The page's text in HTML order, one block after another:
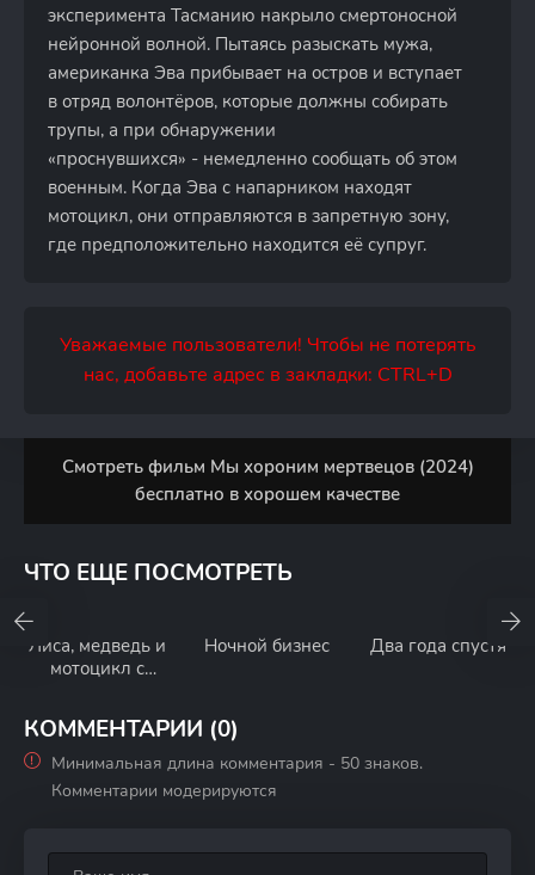
эксперимента Тасманию накрыло смертоносной
нейронной волной. Пытаясь разыскать мужа,
американка Эва прибывает на остров и вступает
в отряд волонтёров, которые должны собирать
трупы, а при обнаружении
«проснувшихся» - немедленно сообщать об этом
военным. Когда Эва с напарником находят
мотоцикл, они отправляются в запретную зону,
где предположительно находится её супруг.
Уважаемые пользователи! Чтобы не потерять
нас, добавьте адрес в закладки: CTRL+D
Смотреть фильм Мы хороним мертвецов (2024)
бесплатно в хорошем качестве
ЧТО ЕЩЕ ПОСМОТРЕТЬ
Лиса, медведь и
мотоцикл с
Ночной бизнес Два года спустя
КОММЕНТАРИИ (0)
Минимальная длина комментария - 50 знаков.
Комментарии модерируются